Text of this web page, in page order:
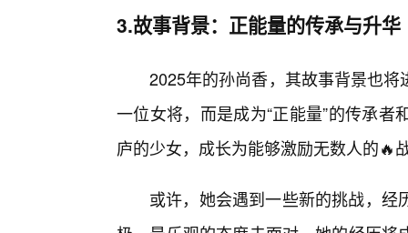
3.故事背景：正能量的传承与升华
2025年的孙尚香，其故事背景也
一位女将，而是成为“正能量”的传承
庐的少女，成长为能够激励无数人的🔥
或许，她会遇到一些新的挑战，